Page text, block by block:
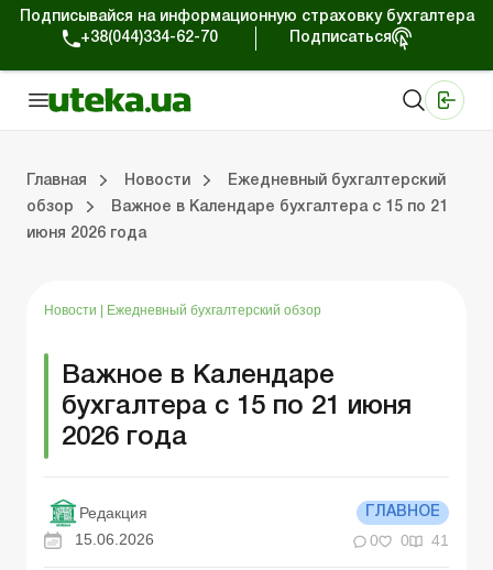
Подписывайся на информационную страховку бухгалтера
+38(044)334-62-70
Подписаться
Главная Новости
Ежедневный бухгалтерский
обзор
Важное в Календаре бухгалтера с 15 по 21
июня 2026 года
Новости Ежедневный бухгалтерский обзор
Важное в Календаре
бухгалтера с 15 по 21 июня
2026 года
Редакция ГЛАВНОЕ
15.06.2026 0 0 41